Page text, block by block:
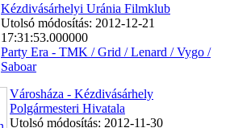
Kézdivásárhelyi Uránia Filmklub
Utolsó módosítás: 2012-12-21
17:31:53.000000
Party Era - TMK / Grid / Lenard / Vygo /
Saboar
Városháza - Kézdivásárhely
Polgármesteri Hivatala
Utolsó módosítás: 2012-11-30